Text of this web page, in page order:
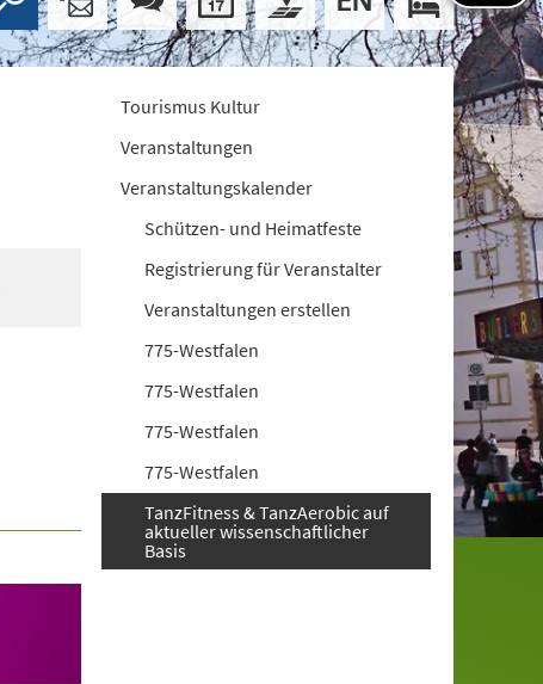
Tourismus Kultur
Veranstaltungen
Veranstaltungskalender
Schützen- und Heimatfeste
Registrierung für Veranstalter
Veranstaltungen erstellen
775-Westfalen
775-Westfalen
775-Westfalen
775-Westfalen
TanzFitness & TanzAerobic auf
aktueller wissenschaftlicher
Basis